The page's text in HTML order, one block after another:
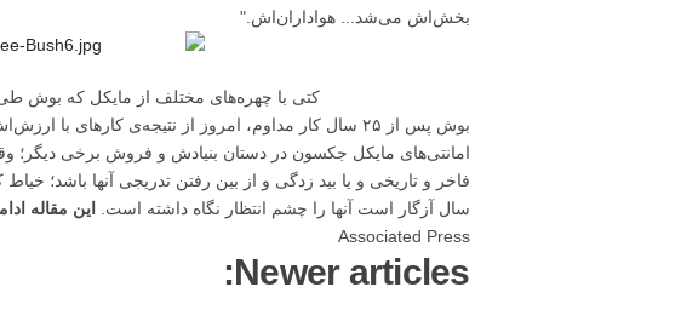
بخش‌اش می‌شد... هواداران‌اش."
کتی با چهره‌های مختلف از مایکل که بوش
بوش پس از ۲۵ سال کار مداوم، امروز از نتیجه‌ی
امانتی‌های مایکل جکسون در دستان بنیادش و فروش برخی دیگر؛
فاخر و تاریخی و یا بید زدگی و از بین رفتن تدریجی آنها باشد؛
سال آزگار است آنها را چشم انتظار نگاه داشته است.
این مقاله
Associated Press
Newer articles: